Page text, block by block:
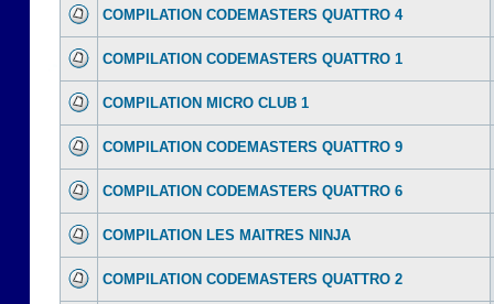
COMPILATION CODEMASTERS QUATTRO 4
COMPILATION CODEMASTERS QUATTRO 1
COMPILATION MICRO CLUB 1
COMPILATION CODEMASTERS QUATTRO 9
COMPILATION CODEMASTERS QUATTRO 6
COMPILATION LES MAITRES NINJA
COMPILATION CODEMASTERS QUATTRO 2